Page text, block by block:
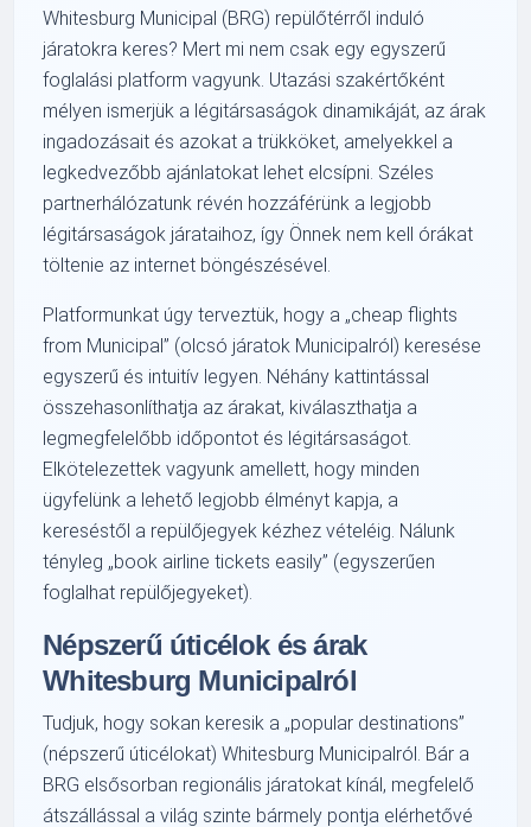
Whitesburg Municipal (BRG) repülőtérről induló
járatokra keres? Mert mi nem csak egy egyszerű
foglalási platform vagyunk. Utazási szakértőként
mélyen ismerjük a légitársaságok dinamikáját, az árak
ingadozásait és azokat a trükköket, amelyekkel a
legkedvezőbb ajánlatokat lehet elcsípni. Széles
partnerhálózatunk révén hozzáférünk a legjobb
légitársaságok járataihoz, így Önnek nem kell órákat
töltenie az internet böngészésével.
Platformunkat úgy terveztük, hogy a cheap flights
from Municipal (olcsó járatok Municipalról) keresése
egyszerű és intuitív legyen. Néhány kattintással
összehasonlíthatja az árakat, kiválaszthatja a
legmegfelelőbb időpontot és légitársaságot.
Elkötelezettek vagyunk amellett, hogy minden
ügyfelünk a lehető legjobb élményt kapja, a
kereséstől a repülőjegyek kézhez vételéig. Nálunk
tényleg book airline tickets easily (egyszerűen
foglalhat repülőjegyeket).
Népszerű úticélok és árak
Whitesburg Municipalról
Tudjuk, hogy sokan keresik a popular destinations
(népszerű úticélokat) Whitesburg Municipalról. Bár a
BRG elsősorban regionális járatokat kínál, megfelelő
átszállással a világ szinte bármely pontja elérhetővé